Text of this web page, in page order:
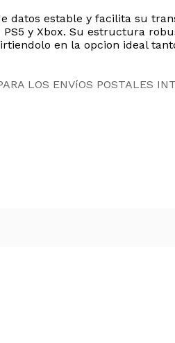
datos estable y facilita su
y Xbox. Su estructura
en la opcion ideal
LOS ENVíOS POSTALES